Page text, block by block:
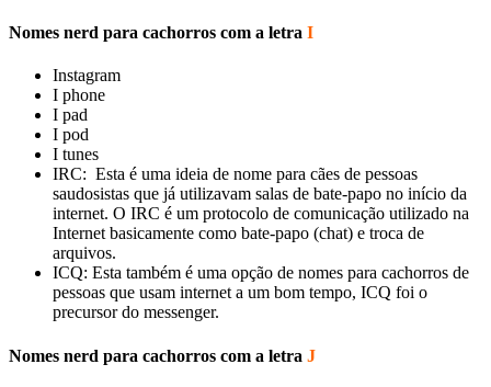
Nomes nerd para cachorros com a letra I
Instagram
I phone
I pad
I pod
I tunes
IRC: Esta é uma ideia de nome para cães de pessoas
saudosistas que já utilizavam salas de bate-papo no início da
internet. O IRC é um protocolo de comunicação utilizado na
Internet basicamente como bate-papo (chat) e troca de
arquivos.
ICQ: Esta também é uma opção de nomes para cachorros de
pessoas que usam internet a um bom tempo, ICQ foi o
precursor do messenger.
Nomes nerd para cachorros com a letra J